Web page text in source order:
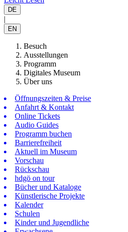
DE
|
EN
Besuch
Ausstellungen
Programm
Digitales Museum
Über uns
Öffnungszeiten & Preise
Anfahrt & Kontakt
Online Tickets
Audio Guides
Programm buchen
Barrierefreiheit
Aktuell im Museum
Vorschau
Rückschau
hdgö on tour
Bücher und Kataloge
Künstlerische Projekte
Kalender
Schulen
Kinder und Jugendliche